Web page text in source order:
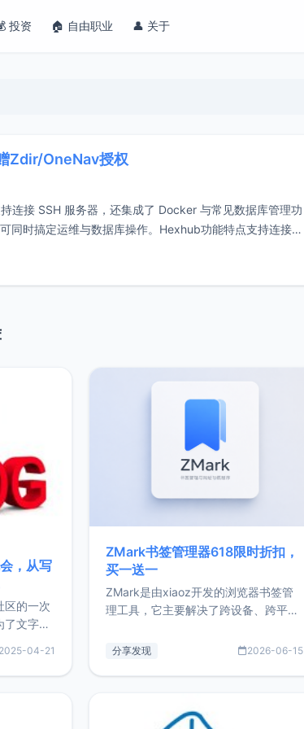
投资 🏠 自由职业 👤 关于
Zdir/OneNav授权
连接 SSH 服务器，还集成了 Docker 与常见数据库管理功
同时搞定运维与数据库操作。Hexhub功能特点支持连接
，从写
区的一次
了文字
，以及
由职业
开了我的
2025-04-21
ZMark书签管理器618限时折扣，
买一送一
ZMark是由xiaoz开发的浏览器书签管
理工具，它主要解决了跨设备、跨平
做到一处部署、随处访问。同时，它还
量级： 使用Bun + Hono.js
分享发现 2026-06-15